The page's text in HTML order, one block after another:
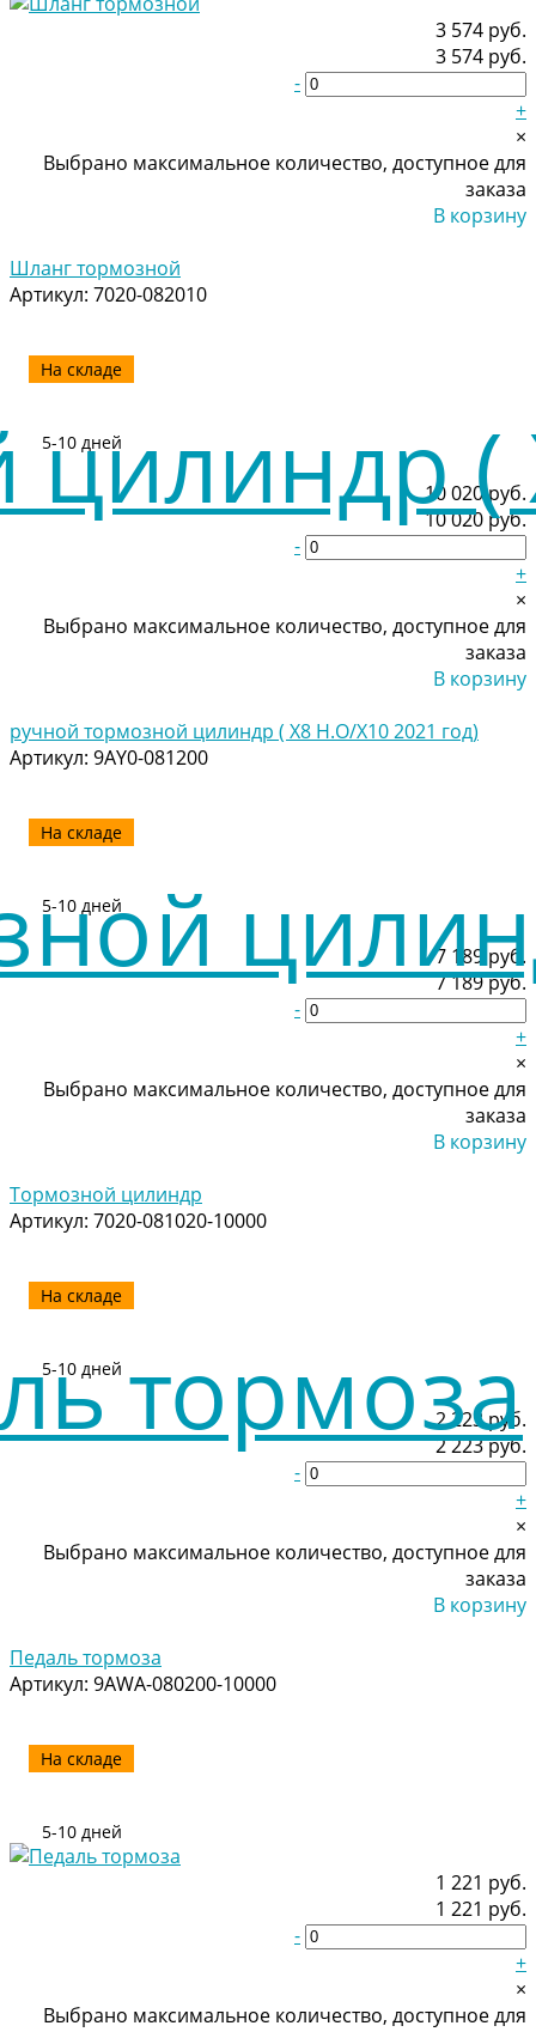
10 020 руб.
10 020 руб.
-
+
×
Выбрано максимальное количество, доступное для
заказа
В корзину
ручной тормозной цилиндр ( X8 H.O/X10 2021 год)
Артикул: 9AY0-081200
На складе
5-10 дней
7 189 руб.
7 189 руб.
-
+
×
Выбрано максимальное количество, доступное для
заказа
В корзину
Тормозной цилиндр
Артикул: 7020-081020-10000
На складе
5-10 дней
3 574 руб.
3 574 руб.
-
+
×
Выбрано максимальное количество, доступное для
заказа
В корзину
Шланг тормозной
Артикул: 7020-082010
На складе
5-10 дней
2 223 руб.
2 223 руб.
-
+
×
Выбрано максимальное количество, доступное для
заказа
В корзину
Педаль тормоза
Артикул: 9AWA-080200-10000
На складе
5-10 дней
1 221 руб.
1 221 руб.
-
+
×
Выбрано максимальное количество, доступное для